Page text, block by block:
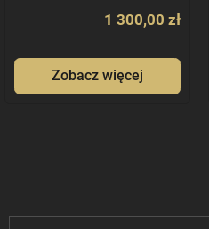
1 300,00 zł
Zobacz więcej